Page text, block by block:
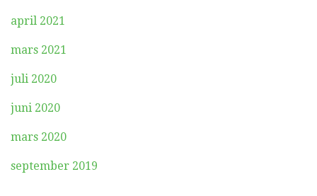
april 2021
mars 2021
juli 2020
juni 2020
mars 2020
september 2019